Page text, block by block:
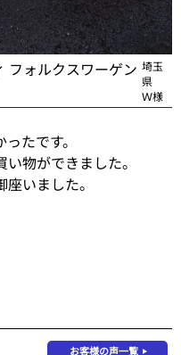
フォルクスワーゲン 埼玉
県
Ｗ様
たです。
物ができました。
いました。
お客様の声一覧